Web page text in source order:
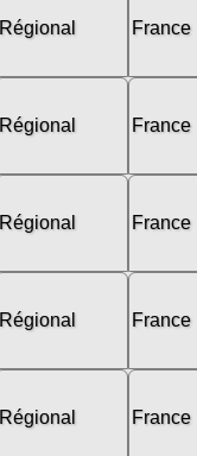
Régional France
Régional France
Régional France
Régional France
Régional France